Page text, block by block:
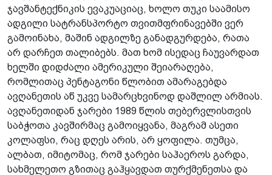
ჯავშანტექნიკის ევაკუაციაც, ხოლო თუკი საამისო
ადგილი სატრანსპორტო თვითმფრინავებში ვერ
გამოინახა, მაშინ ადგილზე განადგურდება, რათა
არ დარჩეთ თალიბებს. მათ ხომ ისედაც ჩაუვარდათ
ხელში დიდძალი ამერიკული შეიარაღება,
რომლითაც პენტაგონი წლობით ამარაგებდა
ავღანეთის აწ უკვე სამარცხვინოდ დაშლილ არმიას.
ავღანეთიდან ჯარები 1989 წლის თებერვლისთვის
საბჭოთა კავშირმაც გამოიყვანა, მაგრამ ასეთი
კოლაფსი, რაც დღეს არის, არ ყოფილა. თუმცა,
ალბათ, იმიტომაც, რომ ჯარები საჰაეროს გარდა,
სახმელეთო გზითაც გაჰყავდათ თურქმენეთსა და